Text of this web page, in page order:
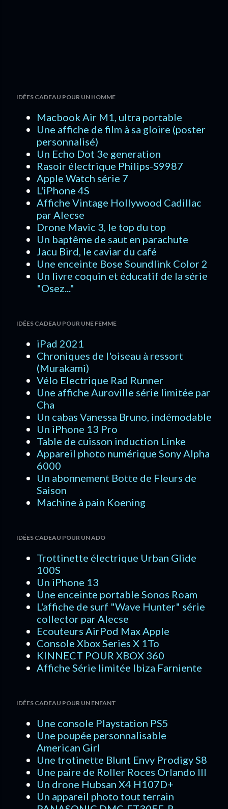
IDÉES CADEAU POUR UN HOMME
Macbook Air M1, ultra portable
Une affiche de film à sa gloire (poster
personnalisé)
Un Echo Dot 3e generation
Rasoir électrique Philips-S9987
Apple Watch série 7
L'iPhone 4S
Affiche Vintage Hollywood Cadillac
par Alecse
Drone Mavic 3, le top du top
Un baptême de saut en parachute
Jacu Bird, le caviar du café
Une enceinte Bose Soundlink Color 2
Un livre coquin et éducatif de la série
"Osez..."
IDÉES CADEAU POUR UNE FEMME
iPad 2021
Chroniques de l'oiseau à ressort
(Murakami)
Vélo Electrique Rad Runner
Une affiche Auroville série limitée par
Cha
Un cabas Vanessa Bruno, indémodable
Un iPhone 13 Pro
Table de cuisson induction Linke
Appareil photo numérique Sony Alpha
6000
Un abonnement Botte de Fleurs de
Saison
Machine à pain Koening
IDÉES CADEAU POUR UN ADO
Trottinette électrique Urban Glide
100S
Un iPhone 13
Une enceinte portable Sonos Roam
L'affiche de surf "Wave Hunter" série
collector par Alecse
Ecouteurs AirPod Max Apple
Console Xbox Series X 1To
KINNECT POUR XBOX 360
Affiche Série limitée Ibiza Farniente
IDÉES CADEAU POUR UN ENFANT
Une console Playstation PS5
Une poupée personnalisable
American Girl
Une trotinette Blunt Envy Prodigy S8
Une paire de Roller Roces Orlando III
Un drone Hubsan X4 H107D+
Un appareil photo tout terrain